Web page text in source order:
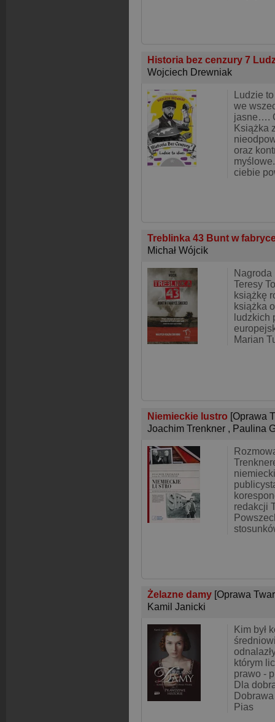
Historia bez cenzury 7
Wojciech Drewniak
Ludzie
we
jasne….
Książka
oraz
ciebie
Treblinka 43 Bunt w
Michał Wójcik
Teresy
książkę
książka
ludzkich
Marian
Niemieckie lustro [Oprawa
Joachim Trenkner , Paulina
redakcji
Żelazne damy [Oprawa
Kamil Janicki
Kim był
którym
prawo -
Dla
Pias